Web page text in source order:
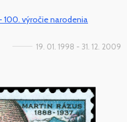
100. výročie narodenia
19. 01. 1998 - 31. 12. 2009